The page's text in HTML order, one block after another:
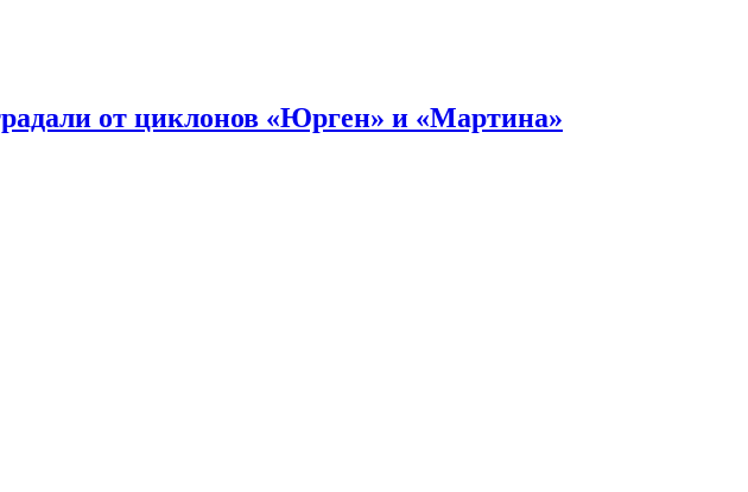
от циклонов «Юрген» и «Мартина»